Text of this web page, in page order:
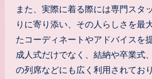
また、実際に着る際には専門スタ
りに寄り添い、その人らしさを最
たコーディネートやアドバイスを
成人式だけでなく、結納や卒業式
の列席などにも広く利用されてお